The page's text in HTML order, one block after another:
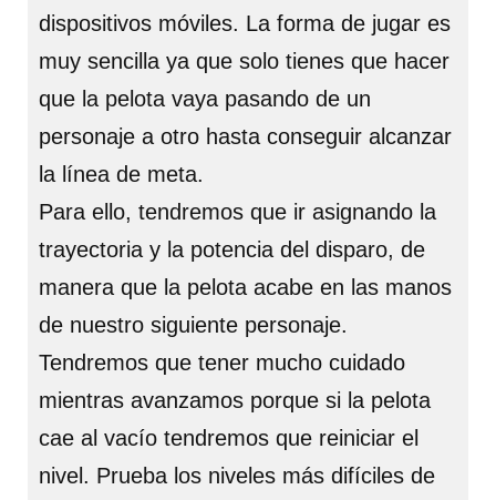
dispositivos móviles. La forma de jugar es
muy sencilla ya que solo tienes que hacer
que la pelota vaya pasando de un
personaje a otro hasta conseguir alcanzar
la línea de meta.
Para ello, tendremos que ir asignando la
trayectoria y la potencia del disparo, de
manera que la pelota acabe en las manos
de nuestro siguiente personaje.
Tendremos que tener mucho cuidado
mientras avanzamos porque si la pelota
cae al vacío tendremos que reiniciar el
nivel. Prueba los niveles más difíciles de